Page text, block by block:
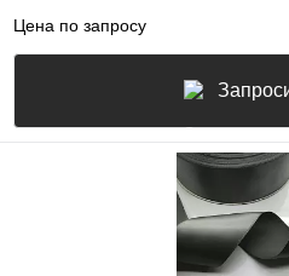
Цена по запросу